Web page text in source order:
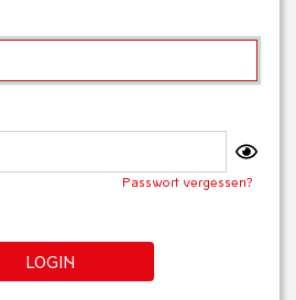
Passwort vergessen?
LOGIN